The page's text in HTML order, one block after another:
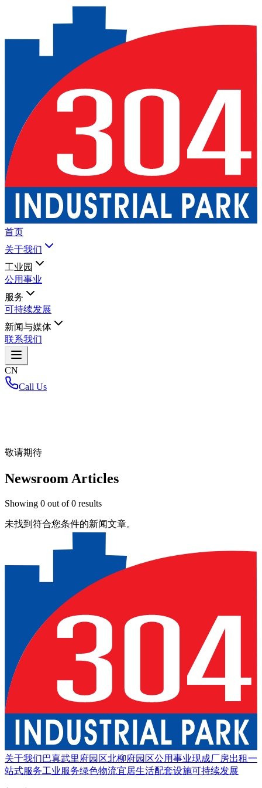
首页
关于我们
工业园
公用事业
服务
可持续发展
新闻与媒体
联系我们
CN
Call Us
敬请期待
Newsroom Articles
Showing 0 out of0 results
未找到符合您条件的新闻文章。
关于我们巴真武里府园区北柳府园区公用事业现成厂房出租一
站式服务工业服务绿色物流宜居生活配套设施可持续发展